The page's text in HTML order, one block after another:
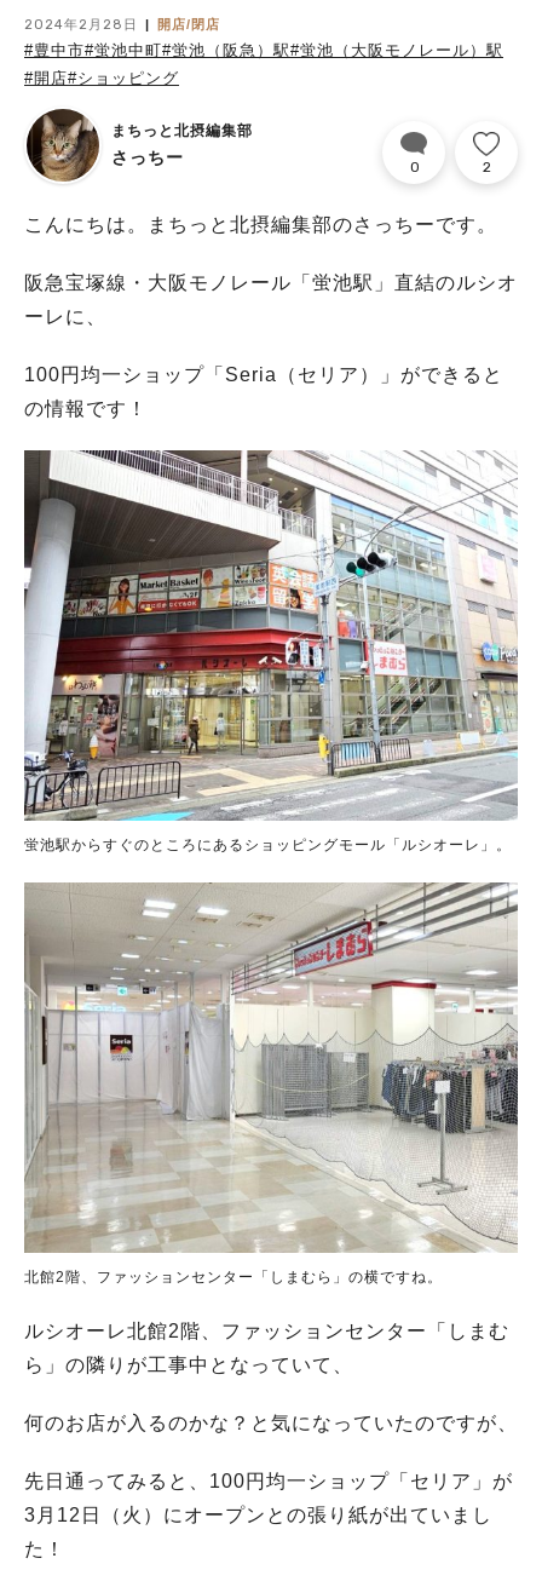
2024年2月28日 開店/閉店
#豊中市#蛍池中町#蛍池（阪急）駅#蛍池（大阪モノレール）駅
#開店#ショッピング
まちっと北摂編集部
さっちー 0 2
こんにちは。まちっと北摂編集部のさっちーです。
阪急宝塚線・大阪モノレール「蛍池駅」直結のルシオ
ーレに、
100円均一ショップ「Seria（セリア）」ができると
の情報です！
蛍池駅からすぐのところにあるショッピングモール「ルシオーレ」。
北館2階、ファッションセンター「しまむら」の横ですね。
ルシオーレ北館2階、ファッションセンター「しまむ
ら」の隣りが工事中となっていて、
何のお店が入るのかな？と気になっていたのですが、
先日通ってみると、100円均一ショップ「セリア」が
3月12日（火）にオープンとの張り紙が出ていまし
た！